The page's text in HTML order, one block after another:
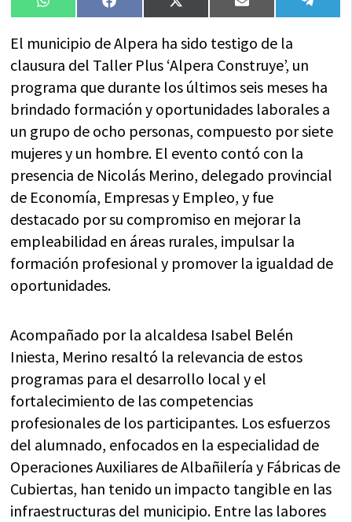
Compartir
en
WhatsAppCompartir
en
FacebookCompartir
en
X
(Twitter)
Compartir
en
Email
en
El municipio de Alpera ha sido testigo de la
clausura del Taller Plus ‘Alpera Construye’, un
programa que durante los últimos seis meses ha
brindado formación y oportunidades laborales a
un grupo de ocho personas, compuesto por siete
mujeres y un hombre. El evento contó con la
presencia de Nicolás Merino, delegado provincial
de Economía, Empresas y Empleo, y fue
destacado por su compromiso en mejorar la
empleabilidad en áreas rurales, impulsar la
formación profesional y promover la igualdad de
oportunidades.
Acompañado por la alcaldesa Isabel Belén
Iniesta, Merino resaltó la relevancia de estos
programas para el desarrollo local y el
fortalecimiento de las competencias
profesionales de los participantes. Los esfuerzos
del alumnado, enfocados en la especialidad de
Operaciones Auxiliares de Albañilería y Fábricas de
Cubiertas, han tenido un impacto tangible en las
infraestructuras del municipio. Entre las labores